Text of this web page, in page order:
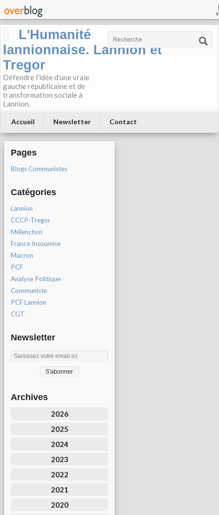
L'Humanité
lannionnaise. Lannion et
Tregor
Défendre l'idée d'une vraie
gauche républicaine et de
transformation sociale à
Lannion.
Accueil Newsletter Contact
Pages
Blogs Communistes
Catégories
Lannion
CCCP-Tregor
Mélenchon
France Insoumise
Macron
PCF
Analyse Politique
Communiste
PCF Lannion
CGT
Newsletter
Archives
2026
2025
2024
2023
2022
2021
2020